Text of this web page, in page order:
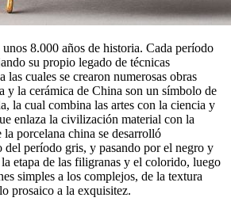
8.000 años de historia. Cada período
su propio legado de técnicas
las cuales se crearon numerosas obras
y la cerámica de China son un símbolo de
la cual combina las artes con la ciencia y
enlaza la civilización material con la
porcelana china se desarrolló
del período gris, y pasando por el negro y
etapa de las filigranas y el colorido, luego
simples a los complejos, de la textura
prosaico a la exquisitez.